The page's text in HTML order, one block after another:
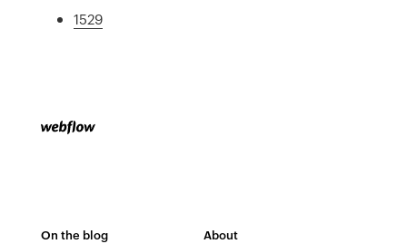
1529
On the blog About